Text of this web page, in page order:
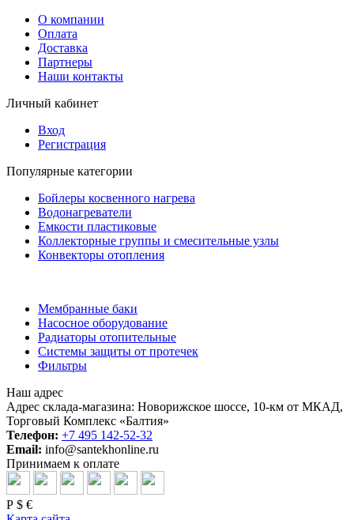
О компании
Оплата
Доставка
Партнеры
Наши контакты
Личный кабинет
Вход
Регистрация
Популярные категории
Бойлеры косвенного нагрева
Водонагреватели
Емкости пластиковые
Коллекторные группы и смесительные узлы
Конвекторы отопления
Мембранные баки
Насосное оборудование
Радиаторы отопительные
Системы защиты от протечек
Фильтры
Наш адрес
Адрес склада-магазина: Новорижское шоссе, 10-км от МКАД,
Торговый Комплекс «Балтия»
Телефон: +7 495 142-52-32
Email: info@santekhonline.ru
Принимаем к оплате
Р $ €